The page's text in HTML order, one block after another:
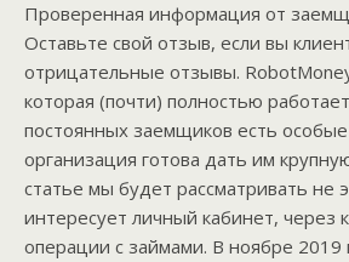
Проверенная информация от
Оставьте свой отзыв, если вы
отрицательные отзывы.
которая (почти) полностью
постоянных заемщиков есть
организация готова дать им
статье мы будет рассматривать не
интересует личный кабинет, через
операции с займами. В ноябре